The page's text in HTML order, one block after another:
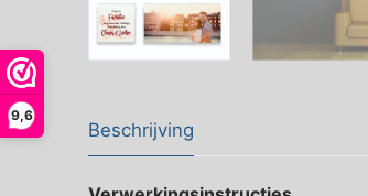
9,6
Beschrijving